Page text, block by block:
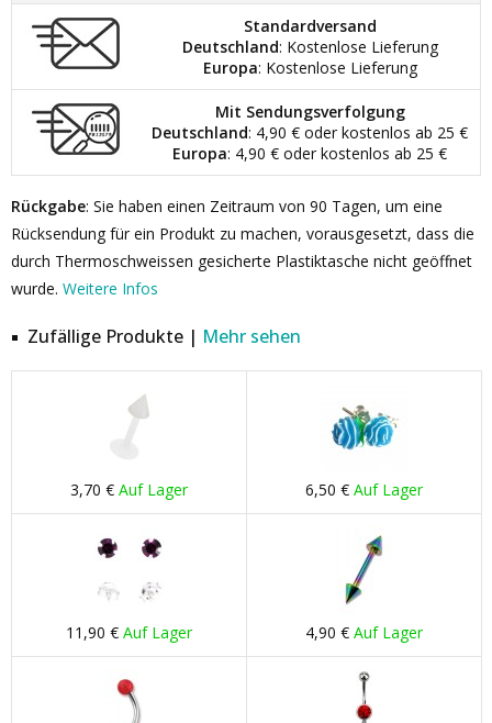
Standardversand
Deutschland: Kostenlose Lieferung
Europa: Kostenlose Lieferung
Mit Sendungsverfolgung
Deutschland: 4,90 € oder kostenlos ab 25 €
Europa: 4,90 € oder kostenlos ab 25 €
Rückgabe: Sie haben einen Zeitraum von 90 Tagen, um eine
Rücksendung für ein Produkt zu machen, vorausgesetzt, dass die
durch Thermoschweissen gesicherte Plastiktasche nicht geöffnet
wurde. Weitere Infos
Zufällige Produkte | Mehr sehen
3,70 € Auf Lager 6,50 € Auf Lager
11,90 € Auf Lager 4,90 € Auf Lager